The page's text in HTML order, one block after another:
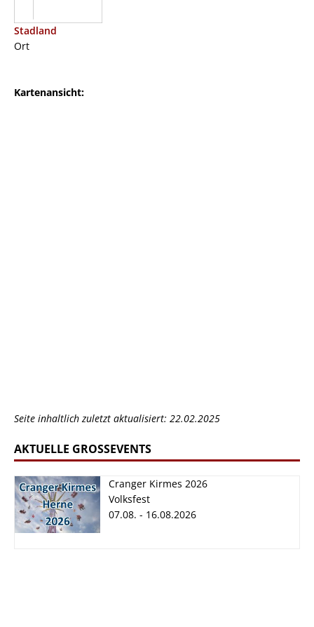
Stadland
Ort
Kartenansicht:
Seite inhaltlich zuletzt aktualisiert: 22.02.2025
AKTUELLE GROSSEVENTS
Cranger Kirmes 2026
Volksfest
07.08. - 16.08.2026